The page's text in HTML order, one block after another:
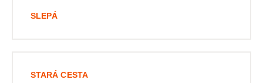
SLEPÁ
STARÁ CESTA